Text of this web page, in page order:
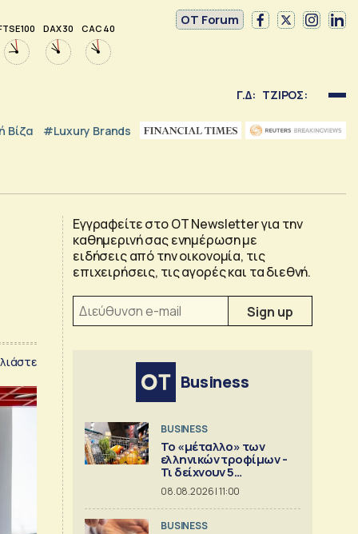
100 DAX 30 CAC 40
OT Forum
Γ.Δ: ΤΖΙΡΟΣ:
Βίζα #luxury Brands
Εγγραφείτε στο OT Newsletter για την
καθημερινή σας ενημέρωση με
ειδήσεις από την οικονομία, τις
επιχειρήσεις, τις αγορές και τα διεθνή.
Business
BUSINESS
Το «μέταλλο» των
ελληνικών τροφίμων -
Τι δείχνουν 5
ισολογισμοί
08.08.2026 | 11:00
BUSINESS